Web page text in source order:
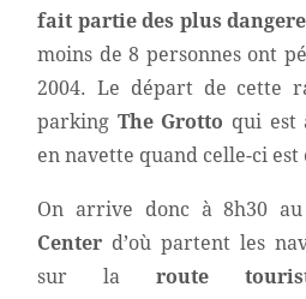
fait partie des plus
moins de 8 personnes ont
2004. Le départ de cette
parking The Grotto qui est
en navette quand celle-ci
On arrive donc à 8h30
Center d’où partent les
sur laroute